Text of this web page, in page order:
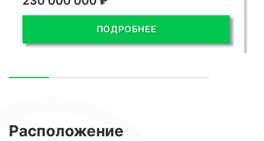
ПОДРОБНЕЕ
Расположение